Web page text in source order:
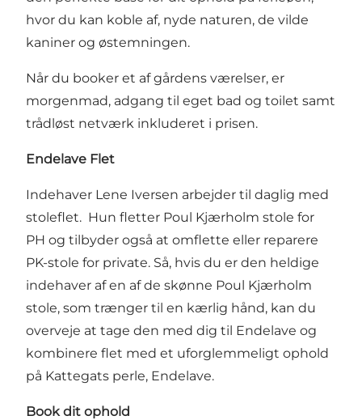
hvor du kan koble af, nyde naturen, de vilde
kaniner og østemningen.
Når du booker et af gårdens værelser, er
morgenmad, adgang til eget bad og toilet samt
trådløst netværk inkluderet i prisen.
Endelave Flet
Indehaver Lene Iversen arbejder til daglig med
stoleflet. Hun fletter Poul Kjærholm stole for
PH og tilbyder også at omflette eller reparere
PK-stole for private. Så, hvis du er den heldige
indehaver af en af de skønne Poul Kjærholm
stole, som trænger til en kærlig hånd, kan du
overveje at tage den med dig til Endelave og
kombinere flet med et uforglemmeligt ophold
på Kattegats perle, Endelave.
Book dit ophold